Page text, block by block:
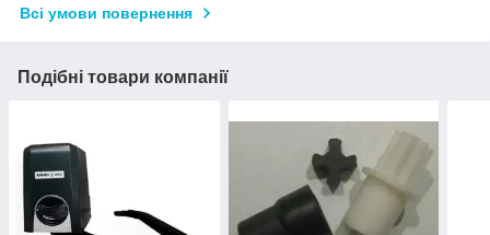
Всі умови повернення
Подібні товари компанії